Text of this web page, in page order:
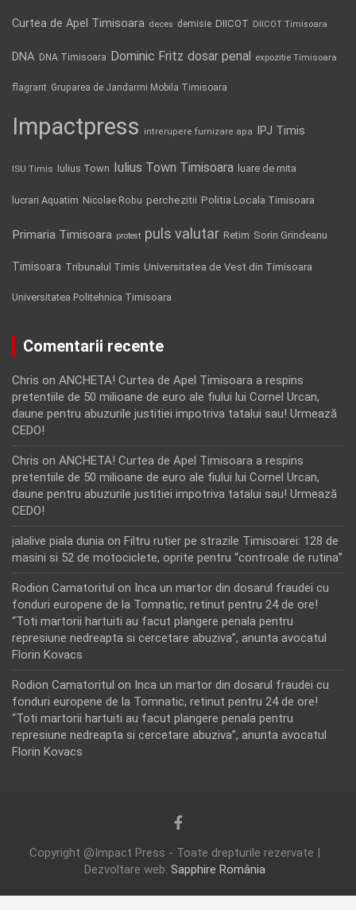
Curtea de Apel Timisoara deces demisie DIICOT DIICOT Timisoara
DNA DNA Timisoara Dominic Fritz dosar penal expozitie Timisoara
flagrant Gruparea de Jandarmi Mobila Timisoara
Impactpress intrerupere furnizare apa IPJ Timis
ISU Timis Iulius Town Iulius Town Timisoara luare de mita
lucrari Aquatim Nicolae Robu perchezitii Politia Locala Timisoara
Primaria Timisoara protest puls valutar Retim Sorin Grindeanu
Timisoara Tribunalul Timis Universitatea de Vest din Timisoara
Universitatea Politehnica Timisoara
Comentarii recente
Chris on ANCHETA! Curtea de Apel Timisoara a respins
pretentiile de 50 milioane de euro ale fiului lui Cornel Urcan,
daune pentru abuzurile justitiei impotriva tatalui sau! Urmează
CEDO!
Chris on ANCHETA! Curtea de Apel Timisoara a respins
pretentiile de 50 milioane de euro ale fiului lui Cornel Urcan,
daune pentru abuzurile justitiei impotriva tatalui sau! Urmează
CEDO!
jalalive piala dunia on Filtru rutier pe strazile Timisoarei: 128 de
masini si 52 de motociclete, oprite pentru “controale de rutina”
Rodion Camatoritul on Inca un martor din dosarul fraudei cu
fonduri europene de la Tomnatic, retinut pentru 24 de ore!
“Toti martorii hartuiti au facut plangere penala pentru
represiune nedreapta si cercetare abuziva”, anunta avocatul
Florin Kovacs
Rodion Camatoritul on Inca un martor din dosarul fraudei cu
fonduri europene de la Tomnatic, retinut pentru 24 de ore!
“Toti martorii hartuiti au facut plangere penala pentru
represiune nedreapta si cercetare abuziva”, anunta avocatul
Florin Kovacs
Copyright @Impact Press - Toate drepturile rezervate |
Dezvoltare web: Sapphire România